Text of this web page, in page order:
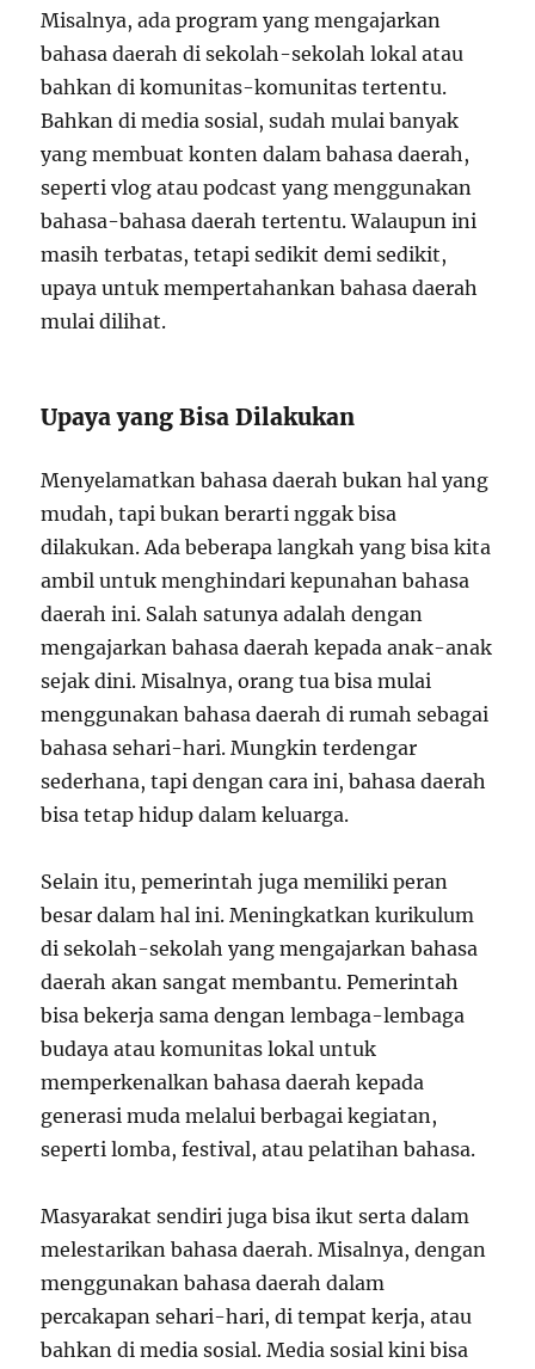
Misalnya, ada program yang mengajarkan
bahasa daerah di sekolah-sekolah lokal atau
bahkan di komunitas-komunitas tertentu.
Bahkan di media sosial, sudah mulai banyak
yang membuat konten dalam bahasa daerah,
seperti vlog atau podcast yang menggunakan
bahasa-bahasa daerah tertentu. Walaupun ini
masih terbatas, tetapi sedikit demi sedikit,
upaya untuk mempertahankan bahasa daerah
mulai dilihat.
Upaya yang Bisa Dilakukan
Menyelamatkan bahasa daerah bukan hal yang
mudah, tapi bukan berarti nggak bisa
dilakukan. Ada beberapa langkah yang bisa kita
ambil untuk menghindari kepunahan bahasa
daerah ini. Salah satunya adalah dengan
mengajarkan bahasa daerah kepada anak-anak
sejak dini. Misalnya, orang tua bisa mulai
menggunakan bahasa daerah di rumah sebagai
bahasa sehari-hari. Mungkin terdengar
sederhana, tapi dengan cara ini, bahasa daerah
bisa tetap hidup dalam keluarga.
Selain itu, pemerintah juga memiliki peran
besar dalam hal ini. Meningkatkan kurikulum
di sekolah-sekolah yang mengajarkan bahasa
daerah akan sangat membantu. Pemerintah
bisa bekerja sama dengan lembaga-lembaga
budaya atau komunitas lokal untuk
memperkenalkan bahasa daerah kepada
generasi muda melalui berbagai kegiatan,
seperti lomba, festival, atau pelatihan bahasa.
Masyarakat sendiri juga bisa ikut serta dalam
melestarikan bahasa daerah. Misalnya, dengan
menggunakan bahasa daerah dalam
percakapan sehari-hari, di tempat kerja, atau
bahkan di media sosial. Media sosial kini bisa